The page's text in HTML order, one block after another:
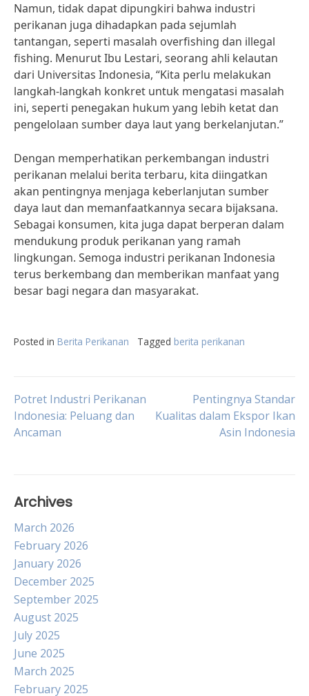
Namun, tidak dapat dipungkiri bahwa industri
perikanan juga dihadapkan pada sejumlah
tantangan, seperti masalah overfishing dan illegal
fishing. Menurut Ibu Lestari, seorang ahli kelautan
dari Universitas Indonesia, “Kita perlu melakukan
langkah-langkah konkret untuk mengatasi masalah
ini, seperti penegakan hukum yang lebih ketat dan
pengelolaan sumber daya laut yang berkelanjutan.”
Dengan memperhatikan perkembangan industri
perikanan melalui berita terbaru, kita diingatkan
akan pentingnya menjaga keberlanjutan sumber
daya laut dan memanfaatkannya secara bijaksana.
Sebagai konsumen, kita juga dapat berperan dalam
mendukung produk perikanan yang ramah
lingkungan. Semoga industri perikanan Indonesia
terus berkembang dan memberikan manfaat yang
besar bagi negara dan masyarakat.
Posted in Berita Perikanan Tagged berita perikanan
Post
navigation
Potret Industri Perikanan
Indonesia: Peluang dan
Ancaman
Pentingnya Standar
Kualitas dalam Ekspor Ikan
Asin Indonesia
Archives
March 2026
February 2026
January 2026
December 2025
September 2025
August 2025
July 2025
June 2025
March 2025
February 2025